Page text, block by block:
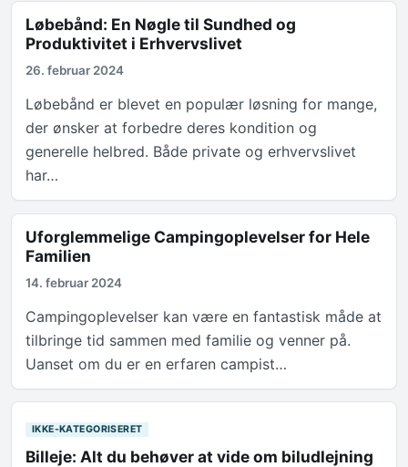
Løbebånd: En Nøgle til Sundhed og
Produktivitet i Erhvervslivet
26. februar 2024
Løbebånd er blevet en populær løsning for mange,
der ønsker at forbedre deres kondition og
generelle helbred. Både private og erhvervslivet
har…
Uforglemmelige Campingoplevelser for Hele
Familien
14. februar 2024
Campingoplevelser kan være en fantastisk måde at
tilbringe tid sammen med familie og venner på.
Uanset om du er en erfaren campist…
IKKE-KATEGORISERET
Billeje: Alt du behøver at vide om biludlejning